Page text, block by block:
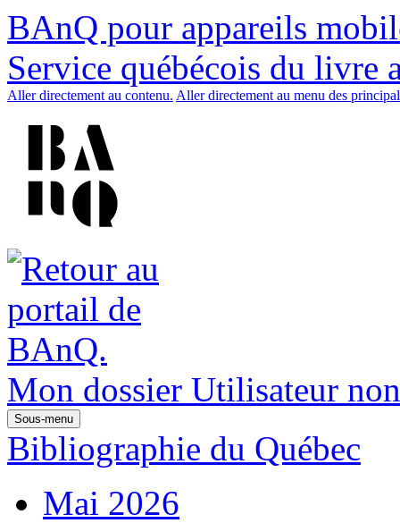
BAnQ pour appareils
Service québécois du livre
Aller directement au contenu. Aller directement au menu des
Mon dossier Utilisateur
Sous-menu
Bibliographie du Québec
Mai 2026